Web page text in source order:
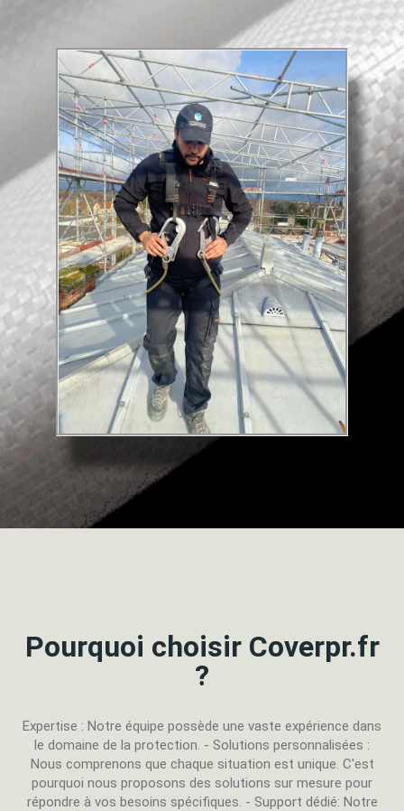
Pourquoi choisir Coverpr.fr
?
Expertise : Notre équipe possède une vaste expérience dans
le domaine de la protection. - Solutions personnalisées :
Nous comprenons que chaque situation est unique. C'est
pourquoi nous proposons des solutions sur mesure pour
répondre à vos besoins spécifiques. - Support dédié: Notre